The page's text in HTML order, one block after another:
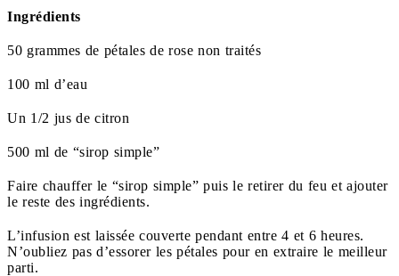
Ingrédients
50 grammes de pétales de rose non traités
100 ml d’eau
Un 1/2 jus de citron
500 ml de “sirop simple”
Faire chauffer le “sirop simple” puis le retirer du feu et ajouter
le reste des ingrédients.
L’infusion est laissée couverte pendant entre 4 et 6 heures.
N’oubliez pas d’essorer les pétales pour en extraire le meilleur
parti.